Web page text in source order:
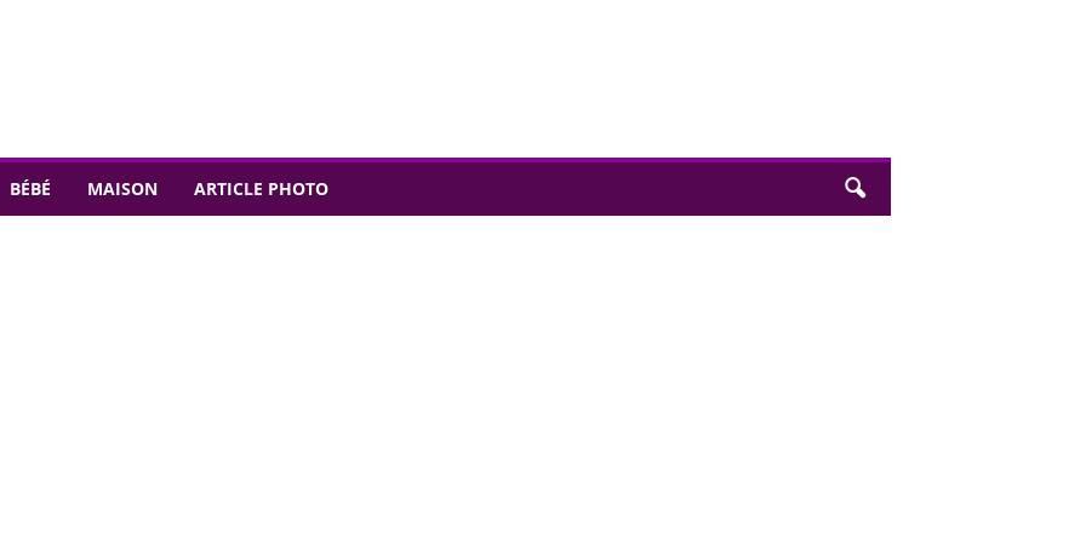
BÉBÉ MAISON ARTICLE PHOTO